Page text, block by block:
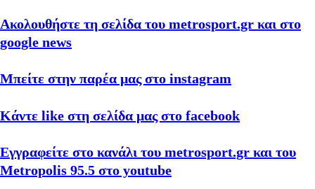
Ακολουθήστε τη σελίδα του metrosport.gr και στο
google news
Μπείτε στην παρέα μας στο instagram
Κάντε like στη σελίδα μας στο facebook
Εγγραφείτε στο κανάλι του metrosport.gr και του
Metropolis 95.5 στο youtube